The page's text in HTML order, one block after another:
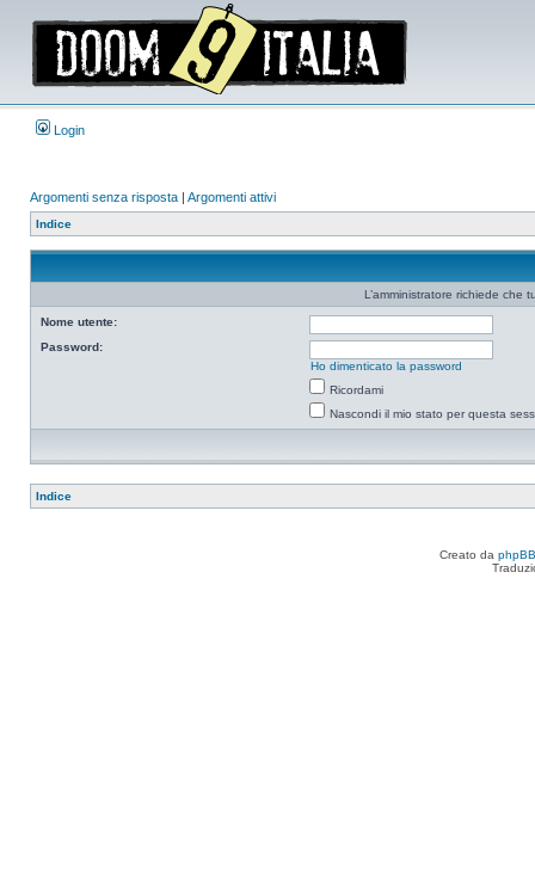
Login
Argomenti senza risposta | Argomenti attivi
Indice
L’amministratore richiede che
Nome utente:
Password:
Ho dimenticato la password
Ricordami
Nascondi il mio stato per questa
Indice
Creato da phpBB